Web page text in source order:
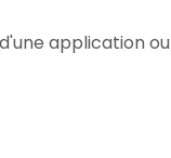
application ou